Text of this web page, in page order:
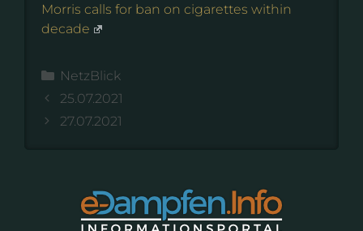
Morris calls for ban on cigarettes within
decade
Kategorien
NetzBlick
25.07.2021
27.07.2021